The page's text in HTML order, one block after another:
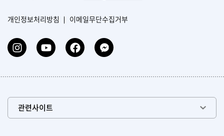
개인정보처리방침 이메일무단수집거부
관련사이트